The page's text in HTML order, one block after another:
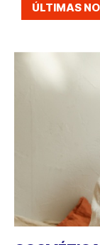
ÚLTIMAS